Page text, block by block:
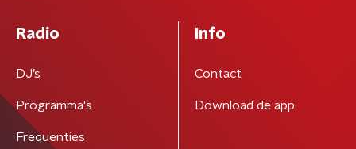
Radio
DJ’s
Programma's
Frequenties
Info
Contact
Download de app